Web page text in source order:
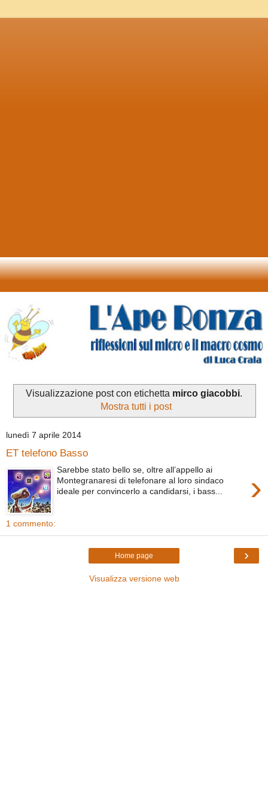
Visualizzazione post con etichetta mirco giacobbi.
Mostra tutti i post
lunedì 7 aprile 2014
ET telefono Basso
›
Sarebbe stato bello se, oltre all’appello ai
Montegranaresi di telefonare al loro sindaco
ideale per convincerlo a candidarsi, i bass...
1 commento:
›
Home page
Visualizza versione web